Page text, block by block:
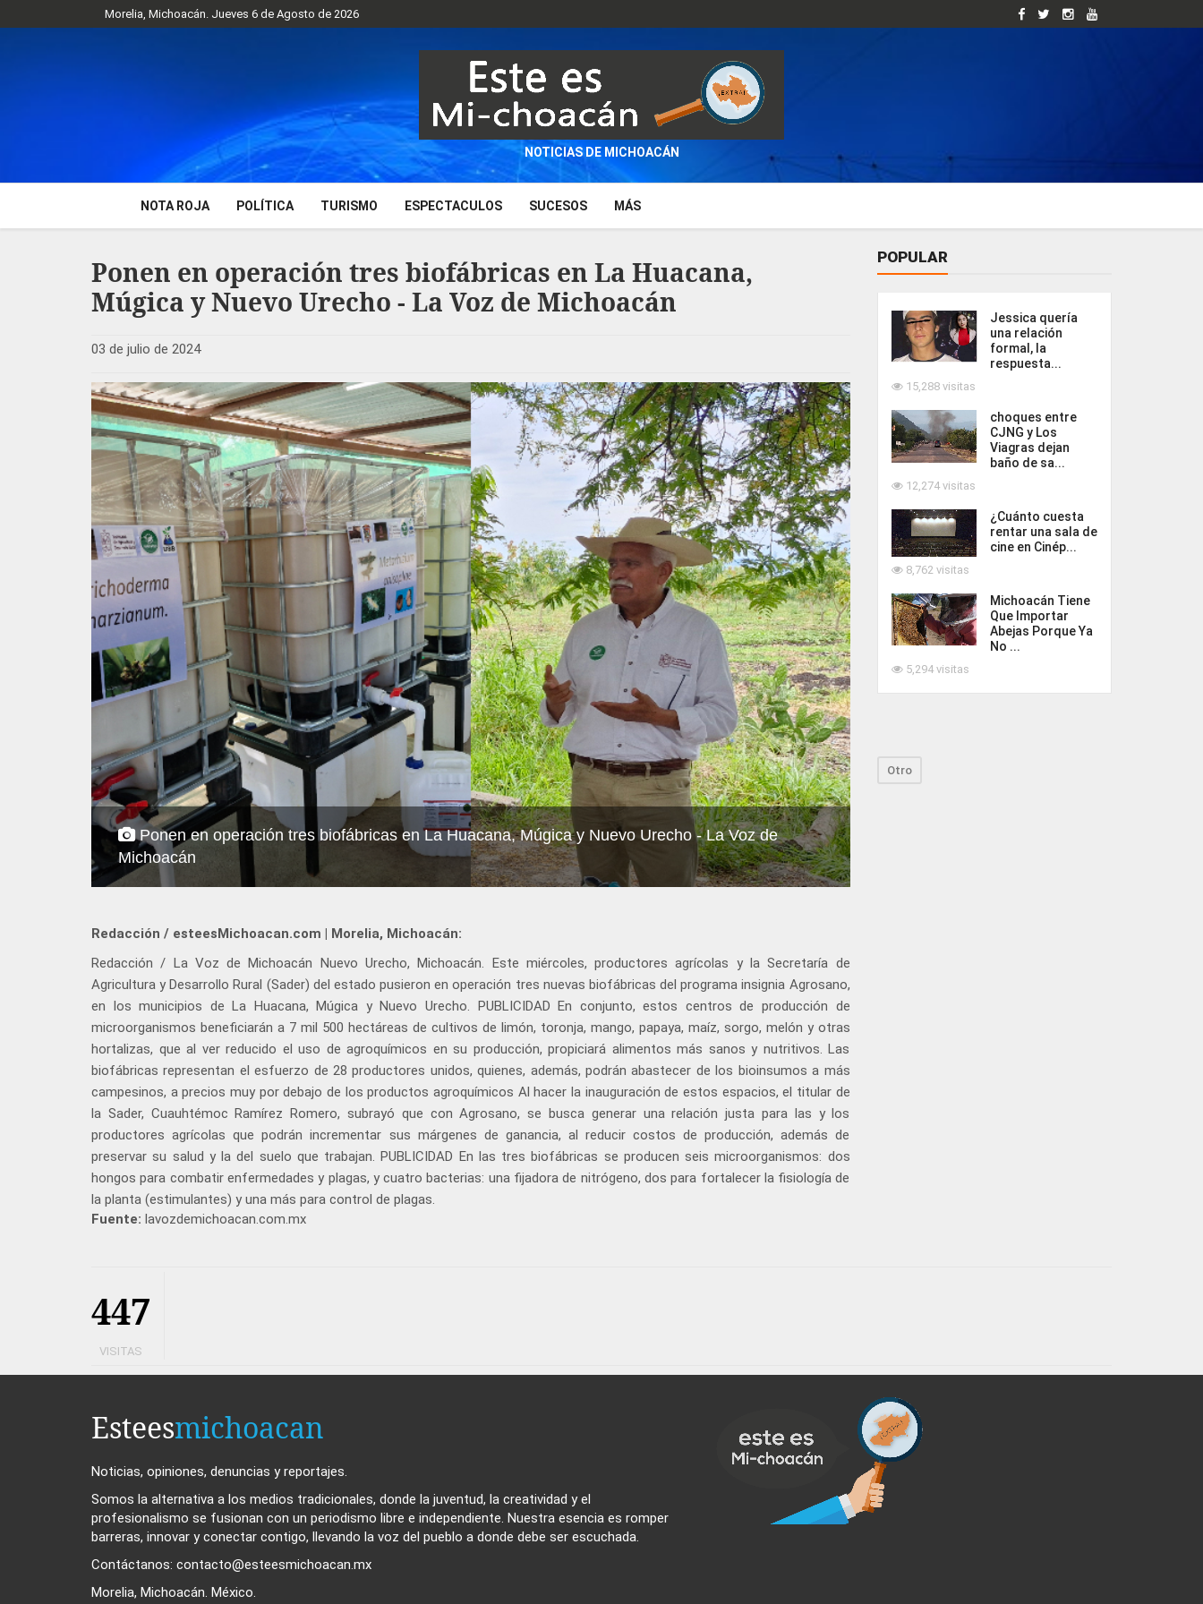
Morelia, Michoacán. Jueves 6 de Agosto de 2026
NOTICIAS DE MICHOACÁN
NOTA ROJA POLÍTICA TURISMO ESPECTACULOS SUCESOS MÁS
Ponen en operación tres biofábricas en La Huacana,
Múgica y Nuevo Urecho - La Voz de Michoacán
03 de julio de 2024
Ponen en operación tres biofábricas en La Huacana, Múgica y Nuevo Urecho - La Voz de
Michoacán
Redacción / esteesMichoacan.com | Morelia, Michoacán:
Redacción / La Voz de Michoacán Nuevo Urecho, Michoacán. Este miércoles, productores agrícolas y la Secretaría de
Agricultura y Desarrollo Rural (Sader) del estado pusieron en operación tres nuevas biofábricas del programa insignia Agrosano,
en los municipios de La Huacana, Múgica y Nuevo Urecho. PUBLICIDAD En conjunto, estos centros de producción de
microorganismos beneficiarán a 7 mil 500 hectáreas de cultivos de limón, toronja, mango, papaya, maíz, sorgo, melón y otras
hortalizas, que al ver reducido el uso de agroquímicos en su producción, propiciará alimentos más sanos y nutritivos. Las
biofábricas representan el esfuerzo de 28 productores unidos, quienes, además, podrán abastecer de los bioinsumos a más
campesinos, a precios muy por debajo de los productos agroquímicos Al hacer la inauguración de estos espacios, el titular de
la Sader, Cuauhtémoc Ramírez Romero, subrayó que con Agrosano, se busca generar una relación justa para las y los
productores agrícolas que podrán incrementar sus márgenes de ganancia, al reducir costos de producción, además de
preservar su salud y la del suelo que trabajan. PUBLICIDAD En las tres biofábricas se producen seis microorganismos: dos
hongos para combatir enfermedades y plagas, y cuatro bacterias: una fijadora de nitrógeno, dos para fortalecer la fisiología de
la planta (estimulantes) y una más para control de plagas.
Fuente: lavozdemichoacan.com.mx
POPULAR
Jessica quería
una relación
formal, la
respuesta...
15,288 visitas
choques entre
CJNG y Los
Viagras dejan
baño de sa...
12,274 visitas
¿Cuánto cuesta
rentar una sala de
cine en Cinép...
8,762 visitas
Michoacán Tiene
Que Importar
Abejas Porque Ya
No ...
5,294 visitas
Otro
447
VISITAS
Esteesmichoacan
Noticias, opiniones, denuncias y reportajes.
Somos la alternativa a los medios tradicionales, donde la juventud, la creatividad y el
profesionalismo se fusionan con un periodismo libre e independiente. Nuestra esencia es romper
barreras, innovar y conectar contigo, llevando la voz del pueblo a donde debe ser escuchada.
Contáctanos: contacto@esteesmichoacan.mx
Morelia, Michoacán. México.